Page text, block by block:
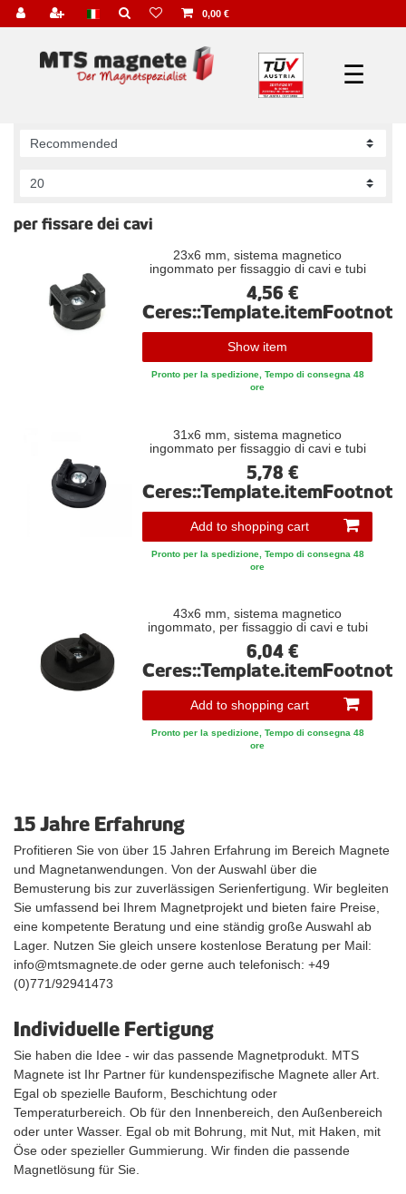
0,00 €
☰
per fissare dei cavi
23x6 mm, sistema magnetico
ingommato per fissaggio di cavi e tubi
4,56 €
Ceres::Template.itemFootnote
Show item
Pronto per la spedizione, Tempo di consegna 48
ore
31x6 mm, sistema magnetico
ingommato per fissaggio di cavi e tubi
5,78 €
Ceres::Template.itemFootnote
Add to shopping cart
Pronto per la spedizione, Tempo di consegna 48
ore
43x6 mm, sistema magnetico
ingommato, per fissaggio di cavi e tubi
6,04 €
Ceres::Template.itemFootnote
Add to shopping cart
Pronto per la spedizione, Tempo di consegna 48
ore
15 Jahre Erfahrung
Profitieren Sie von über 15 Jahren Erfahrung im Bereich Magnete
und Magnetanwendungen. Von der Auswahl über die
Bemusterung bis zur zuverlässigen Serienfertigung. Wir begleiten
Sie umfassend bei Ihrem Magnetprojekt und bieten faire Preise,
eine kompetente Beratung und eine ständig große Auswahl ab
Lager. Nutzen Sie gleich unsere kostenlose Beratung per Mail:
info@mtsmagnete.de oder gerne auch telefonisch: +49
(0)771/92941473
Individuelle Fertigung
Sie haben die Idee - wir das passende Magnetprodukt. MTS
Magnete ist Ihr Partner für kundenspezifische Magnete aller Art.
Egal ob spezielle Bauform, Beschichtung oder
Temperaturbereich. Ob für den Innenbereich, den Außenbereich
oder unter Wasser. Egal ob mit Bohrung, mit Nut, mit Haken, mit
Öse oder spezieller Gummierung. Wir finden die passende
Magnetlösung für Sie.